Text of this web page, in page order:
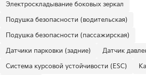
Электроскладывание боковых зеркал
Подушка безопасности (водительская)
Подушка безопасности (пассажирская)
Датчики парковки (задние)
Датчик
Система курсовой устойчивости (ESC)